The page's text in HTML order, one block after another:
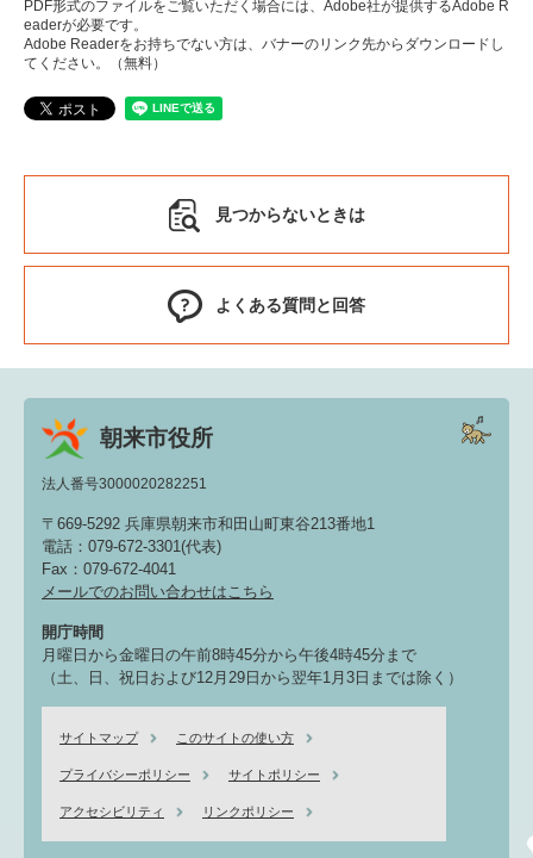
PDF形式のファイルをご覧いただく場合には、Adobe社が提供するAdobe R
eaderが必要です。
Adobe Readerをお持ちでない方は、バナーのリンク先からダウンロードし
てください。（無料）
見つからないときは
よくある質問と回答
朝来市役所
法人番号3000020282251
〒669-5292 兵庫県朝来市和田山町東谷213番地1
電話：079-672-3301(代表)
Fax：079-672-4041
メールでのお問い合わせはこちら
開庁時間
月曜日から金曜日の午前8時45分から午後4時45分まで
（土、日、祝日および12月29日から翌年1月3日までは除く）
サイトマップ このサイトの使い方
プライバシーポリシー サイトポリシー
アクセシビリティ リンクポリシー